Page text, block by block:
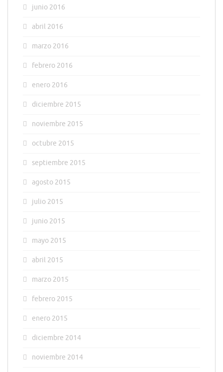
junio 2016
abril 2016
marzo 2016
febrero 2016
enero 2016
diciembre 2015
noviembre 2015
octubre 2015
septiembre 2015
agosto 2015
julio 2015
junio 2015
mayo 2015
abril 2015
marzo 2015
febrero 2015
enero 2015
diciembre 2014
noviembre 2014